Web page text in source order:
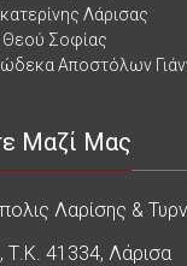
Λάρισας
Θεού Σοφίας
Αποστόλων
Μαζί Μας
Λαρίσης &
Τ.Κ. 41334, Λάρισα